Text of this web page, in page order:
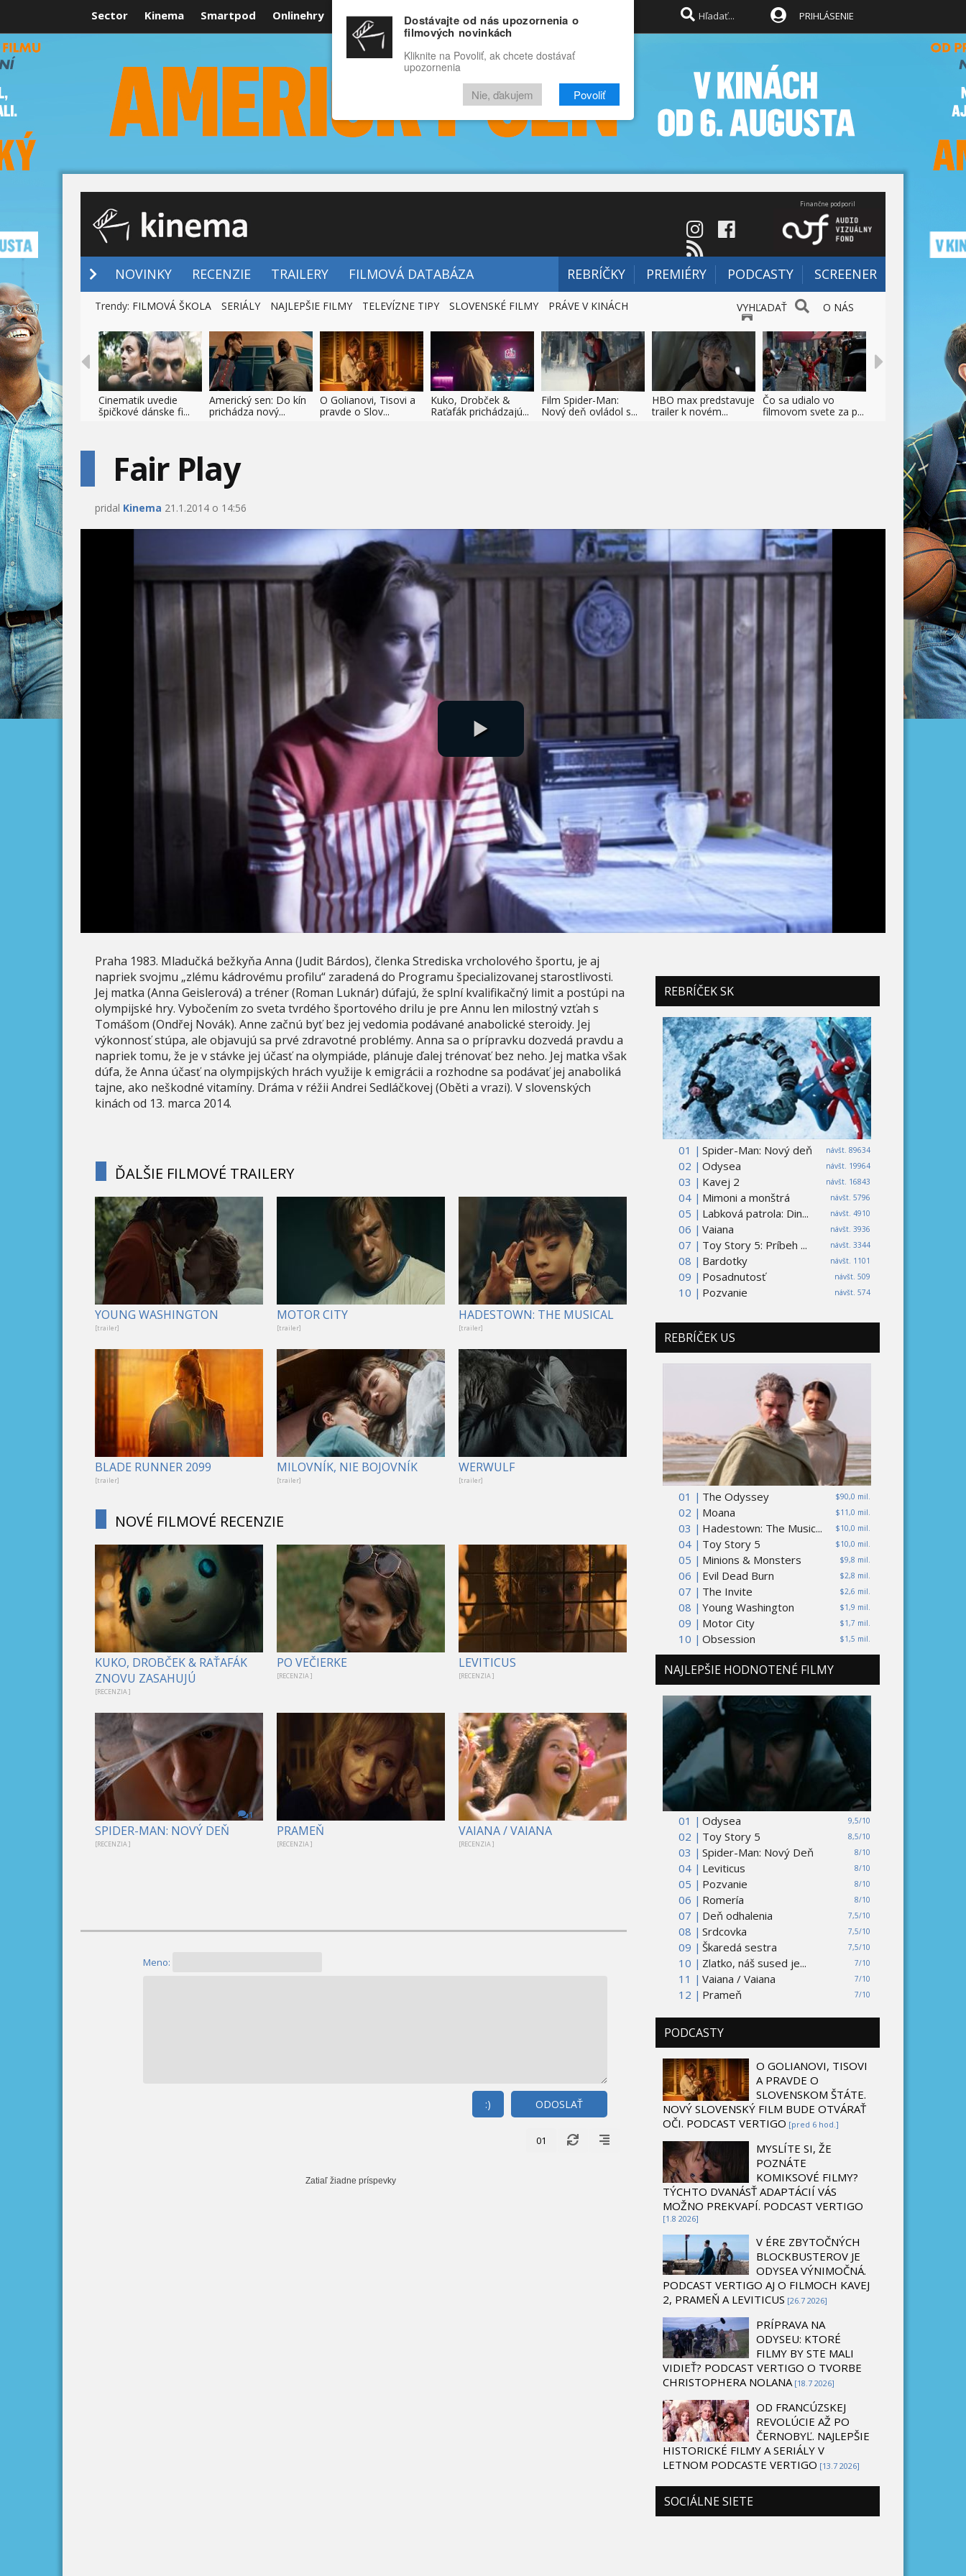
Sector Kinema Smartpod Onlinehry Rozprávky Funny Docu
RECENZIE VIDEÁ FILMY
PRIHLÁSENIE
Finančne podporil
NOVINKY RECENZIE TRAILERY FILMOVÁ DATABÁZA REBRÍČKY PREMIÉRY PODCASTY SCREENER
VYHĽADAŤ O NÁS
Trendy: FILMOVÁ ŠKOLA SERIÁLY NAJLEPŠIE FILMY TELEVÍZNE TIPY SLOVENSKÉ FILMY PRÁVE V KINÁCH
Cinematik uvedie
špičkové dánske fi...
Americký sen: Do kín
prichádza nový...
O Golianovi, Tisovi a
pravde o Slov...
Kuko, Drobček &
Raťafák prichádzajú...
Film Spider-Man:
Nový deň ovládol s...
HBO max predstavuje
trailer k novém...
Čo sa udialo vo
filmovom svete za p...
Fair Play
pridal Kinema 21.1.2014 o 14:56
Praha 1983. Mladučká bežkyňa Anna (Judit Bárdos), členka Strediska vrcholového športu, je aj
napriek svojmu „zlému kádrovému profilu“ zaradená do Programu špecializovanej starostlivosti.
Jej matka (Anna Geislerová) a tréner (Roman Luknár) dúfajú, že splní kvalifikačný limit a postúpi na
olympijské hry. Vybočením zo sveta tvrdého športového drilu je pre Annu len milostný vzťah s
Tomášom (Ondřej Novák). Anne začnú byť bez jej vedomia podávané anabolické steroidy. Jej
výkonnosť stúpa, ale objavujú sa prvé zdravotné problémy. Anna sa o prípravku dozvedá pravdu a
napriek tomu, že je v stávke jej účasť na olympiáde, plánuje ďalej trénovať bez neho. Jej matka však
dúfa, že Anna účasť na olympijských hrách využije k emigrácii a rozhodne sa podávať jej anaboliká
tajne, ako neškodné vitamíny. Dráma v réžii Andrei Sedláčkovej (Oběti a vrazi). V slovenských
kinách od 13. marca 2014.
ĎALŠIE FILMOVÉ TRAILERY
YOUNG WASHINGTON
[trailer]
MOTOR CITY
[trailer]
HADESTOWN: THE MUSICAL
[trailer]
BLADE RUNNER 2099
[trailer]
MILOVNÍK, NIE BOJOVNÍK
[trailer]
WERWULF
[trailer]
NOVÉ FILMOVÉ RECENZIE
KUKO, DROBČEK & RAŤAFÁK
ZNOVU ZASAHUJÚ
[RECENZIA ]
PO VEČIERKE
[RECENZIA ]
LEVITICUS
[RECENZIA ]
1
SPIDER-MAN: NOVÝ DEŇ
[RECENZIA ]
PRAMEŇ
[RECENZIA ]
VAIANA / VAIANA
[RECENZIA ]
Meno:
ODOSLAŤ
:)
01
Zatiaľ žiadne príspevky
REBRÍČEK SK
01 | návšt. 89634
Spider-Man: Nový deň
02 |
návšt. 19964
Odysea
03 |
návšt. 16843
Kavej 2
04 |
návšt. 5796
Mimoni a monštrá
05 |
návšt. 4910
Labková patrola: Din...
06 |
návšt. 3936
Vaiana
07 |
návšt. 3344
Toy Story 5: Príbeh ...
08 |
návšt. 1101
Bardotky
09 |
návšt. 509
Posadnutosť
10 |
návšt. 574
Pozvanie
REBRÍČEK US
01 | $90,0 mil.
The Odyssey
02 |
$11,0 mil.
Moana
03 |
$10,0 mil.
Hadestown: The Music...
04 |
$10,0 mil.
Toy Story 5
05 |
$9,8 mil.
Minions & Monsters
06 |
$2,8 mil.
Evil Dead Burn
07 |
$2,6 mil.
The Invite
08 |
$1,9 mil.
Young Washington
09 |
$1,7 mil.
Motor City
10 |
$1,5 mil.
Obsession
NAJLEPŠIE HODNOTENÉ FILMY
01 | 9,5/10
Odysea
02 |
8,5/10
Toy Story 5
03 |
8/10
Spider-Man: Nový Deň
04 |
8/10
Leviticus
05 |
8/10
Pozvanie
06 |
8/10
Romería
07 |
7,5/10
Deň odhalenia
08 |
7,5/10
Srdcovka
09 |
7,5/10
Škaredá sestra
10 |
7/10
Zlatko, náš sused je...
11 |
7/10
Vaiana / Vaiana
12 |
7/10
Prameň
PODCASTY
O GOLIANOVI, TISOVI
A PRAVDE O
SLOVENSKOM ŠTÁTE.
NOVÝ SLOVENSKÝ FILM BUDE OTVÁRAŤ
OČI. PODCAST VERTIGO [pred 6 hod.]
MYSLÍTE SI, ŽE
POZNÁTE
KOMIKSOVÉ FILMY?
TÝCHTO DVANÁSŤ ADAPTÁCIÍ VÁS
MOŽNO PREKVAPÍ. PODCAST VERTIGO
[1.8 2026]
V ÉRE ZBYTOČNÝCH
BLOCKBUSTEROV JE
ODYSEA VÝNIMOČNÁ.
PODCAST VERTIGO AJ O FILMOCH KAVEJ
2, PRAMEŇ A LEVITICUS [26.7 2026]
PRÍPRAVA NA
ODYSEU: KTORÉ
FILMY BY STE MALI
VIDIEŤ? PODCAST VERTIGO O TVORBE
CHRISTOPHERA NOLANA [18.7 2026]
OD FRANCÚZSKEJ
REVOLÚCIE AŽ PO
ČERNOBYĽ. NAJLEPŠIE
HISTORICKÉ FILMY A SERIÁLY V
LETNOM PODCASTE VERTIGO [13.7 2026]
SOCIÁLNE SIETE
Dostávajte od nás upozornenia o
filmových novinkách
Kliknite na Povoliť, ak chcete dostávať
upozornenia
Nie, ďakujem Povoliť